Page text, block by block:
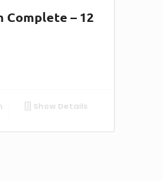
Complete – 12
Show Details